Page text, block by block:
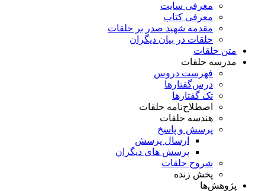
معرفی سایت
معرفی کتاب
مقدمه شهید صدر بر حلقات
حلقات در بیان دیگران
متن حلقات
مدرسه حلقات
فهرست دروس
درس‌گفتار‌ها
تک گفتارها
اصطلاح‌نامه حلقات
هندسه حلقات
پرسش و پاسخ
ارسال پرسش
پرسش های دیگران
شروح حلقات
پخش زنده
پژوهش‌ها